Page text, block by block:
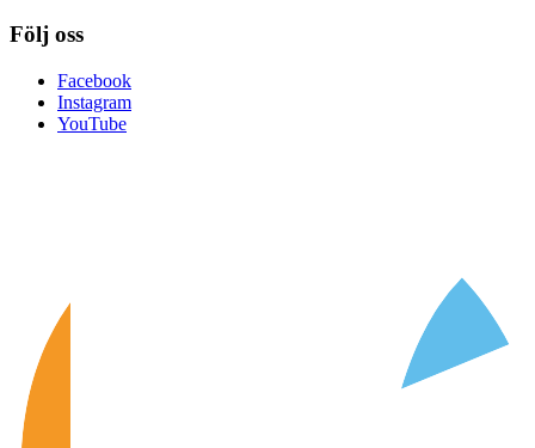
Följ oss
Facebook
Instagram
YouTube